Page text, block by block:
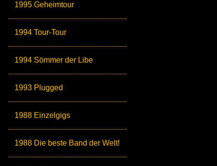
1995 Geheimtour
1994 Tour-Tour
1994 Sömmer der Libe
1993 Plugged
1988 Einzelgigs
1988 Die beste Band der Welt!